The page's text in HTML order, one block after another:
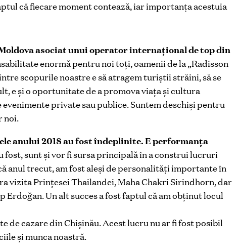
că fiecare moment contează, iar importanța acestuia
asociat unui operator internațional de top din
enormă pentru noi toți, oamenii de la „Radisson
scopurile noastre e să atragem turiștii străini, să se
e și o oportunitate de a promova viața și cultura
private sau publice. Suntem deschiși pentru
noi.
anului 2018 au fost îndeplinite. E performanța
fost, sunt și vor fi sursa principală în a construi lucruri
anul trecut, am fost aleși de personalități importante în
vizita Prințesei Thailandei, Maha Chakri Sirindhorn, dar
Erdoğan. Un alt succes a fost faptul că am obținut locul
de cazare din Chișinău. Acest lucru nu ar fi fost posibil
și munca noastră.